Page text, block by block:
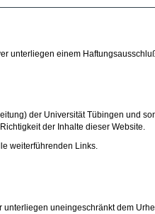
unterliegen einem
der Universität Tübingen und
der Inhalte dieser Website.
weiterführenden Links.
uneingeschränkt dem